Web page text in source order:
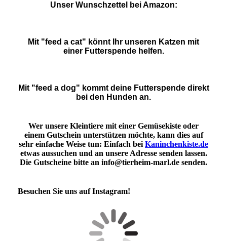
Unser Wunschzettel bei Amazon:
Mit "feed a cat" könnt Ihr unseren Katzen mit
einer Futterspende helfen.
Mit "feed a dog" kommt deine Futterspende direkt
bei den Hunden an.
Wer unsere Kleintiere mit einer Gemüsekiste oder
einem Gutschein unterstützen möchte, kann dies auf
sehr einfache Weise tun: Einfach bei Kaninchenkiste.de
etwas aussuchen und an unsere Adresse senden lassen.
Die Gutscheine bitte an info@tierheim-marl.de senden.
Besuchen Sie uns auf Instagram!